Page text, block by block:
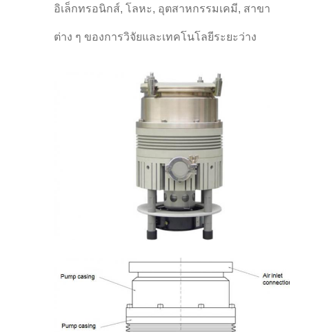
อิเล็กทรอนิกส์, โลหะ, อุตสาหกรรมเคมี, สาขา
ต่าง ๆ ของการวิจัยและเทคโนโลยีระยะว่าง